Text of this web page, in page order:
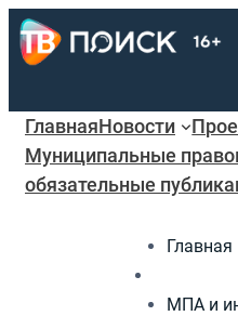
ГлавнаяНовости
Муниципальные
обязательные
Главная
МПА и